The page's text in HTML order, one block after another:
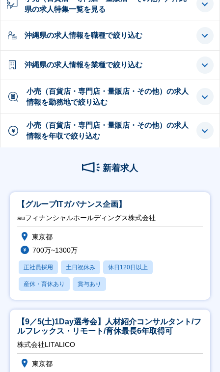
県の求人特集一覧を見る
沖縄県の求人情報を職種で絞り込む
沖縄県の求人情報を業種で絞り込む
小売（百貨店・専門店・量販店・その他）の求人
情報を勤務地で絞り込む
小売（百貨店・専門店・量販店・その他）の求人
情報を年収で絞り込む
新着求人
【グループITガバナンス企画】
auフィナンシャルホールディングス株式会社
東京都
700万~1300万
正社員採用 土日祝休み 休日120日以上
産休・育休あり 賞与あり
【9／5(土)1Day選考会】人材紹介コンサルタント/フ
ルフレックス・リモート/育休最長6年取得可
株式会社LITALICO
東京都